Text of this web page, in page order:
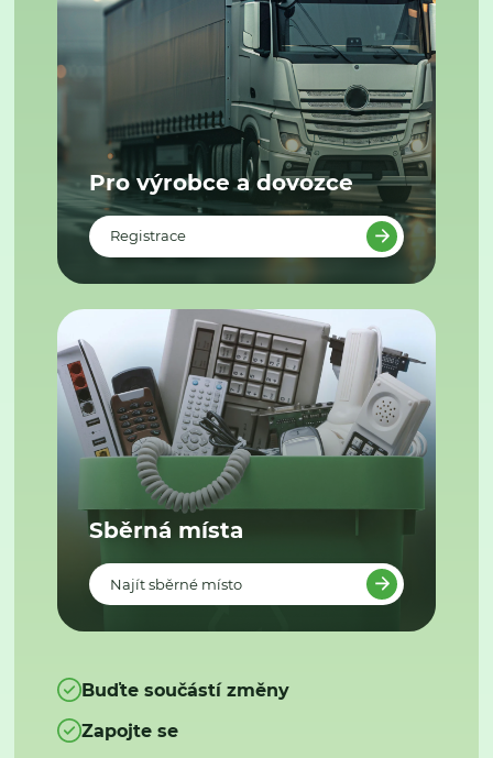
Pro výrobce a dovozce
Registrace
Sběrná místa
Najít sběrné místo
Buďte součástí změny
Zapojte se